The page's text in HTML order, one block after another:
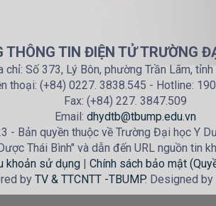
THÔNG TIN ĐIỆN TỬ TRƯỜNG
chỉ: Số 373, Lý Bôn, phường Trần Lãm, tỉnh
thoại: (+84) 0227. 3838.545 - Hotline:
Fax: (+84) 227. 3847.509
Email: dhydtb@tbump.edu.vn
- Bản quyền thuộc về Trường Đại học Y
Thái Bình" và dẫn đến URL nguồn tin
khoản sử dụng
Chính sách bảo mật
by TV & TTCNTT -TBUMP. Designed by